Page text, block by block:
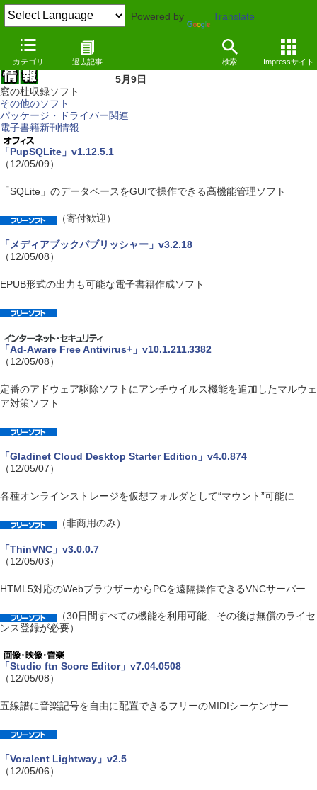
Powered by Translate
カテゴリ 過去記事 検索 Impressサイト
5月9日
窓の杜収録ソフト
その他のソフト
パッケージ・ドライバー関連
電子書籍新刊情報
「PupSQLite」v1.12.5.1
（12/05/09）
「SQLite」のデータベースをGUIで操作できる高機能管理ソフト
（寄付歓迎）
「メディアブックパブリッシャー」v3.2.18
（12/05/08）
EPUB形式の出力も可能な電子書籍作成ソフト
「Ad-Aware Free Antivirus+」v10.1.211.3382
（12/05/08）
定番のアドウェア駆除ソフトにアンチウイルス機能を追加したマルウェ
ア対策ソフト
「Gladinet Cloud Desktop Starter Edition」v4.0.874
（12/05/07）
各種オンラインストレージを仮想フォルダとして“マウント”可能に
（非商用のみ）
「ThinVNC」v3.0.0.7
（12/05/03）
HTML5対応のWebブラウザーからPCを遠隔操作できるVNCサーバー
（30日間すべての機能を利用可能、その後は無償のライセ
ンス登録が必要）
「Studio ftn Score Editor」v7.04.0508
（12/05/08）
五線譜に音楽記号を自由に配置できるフリーのMIDIシーケンサー
「Voralent Lightway」v2.5
（12/05/06）